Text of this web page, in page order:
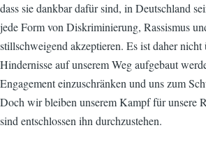
dass sie dankbar dafür sind, in Deutschland
jede Form von Diskriminierung, Rassismus
stillschweigend akzeptieren. Es ist daher nicht
Hindernisse auf unserem Weg aufgebaut
Engagement einzuschränken und uns zum
Doch wir bleiben unserem Kampf für unsere
sind entschlossen ihn durchzustehen.